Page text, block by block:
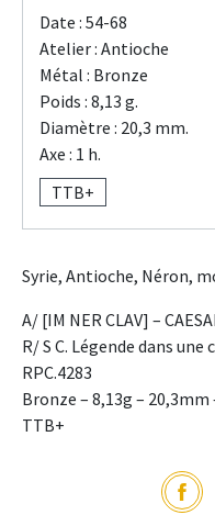
Date : 54-68
Atelier : Antioche
Métal : Bronze
Poids : 8,13 g.
Diamètre : 20,3 mm.
Axe : 1 h.
TTB+
Syrie, Antioche, Néron,
A/ [IM NER CLAV] –
R/ S C. Légende dans
RPC.4283
Bronze – 8,13g – 20,3mm
TTB+